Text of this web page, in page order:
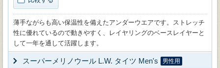
薄手ながらも高い保温性を備えたアンダーウエアです。ストレッチ
性に優れているので動きやすく、レイヤリングのベースレイヤーと
して一年を通して活躍します。
スーパーメリノウール L.W. タイツ Men's 男性用